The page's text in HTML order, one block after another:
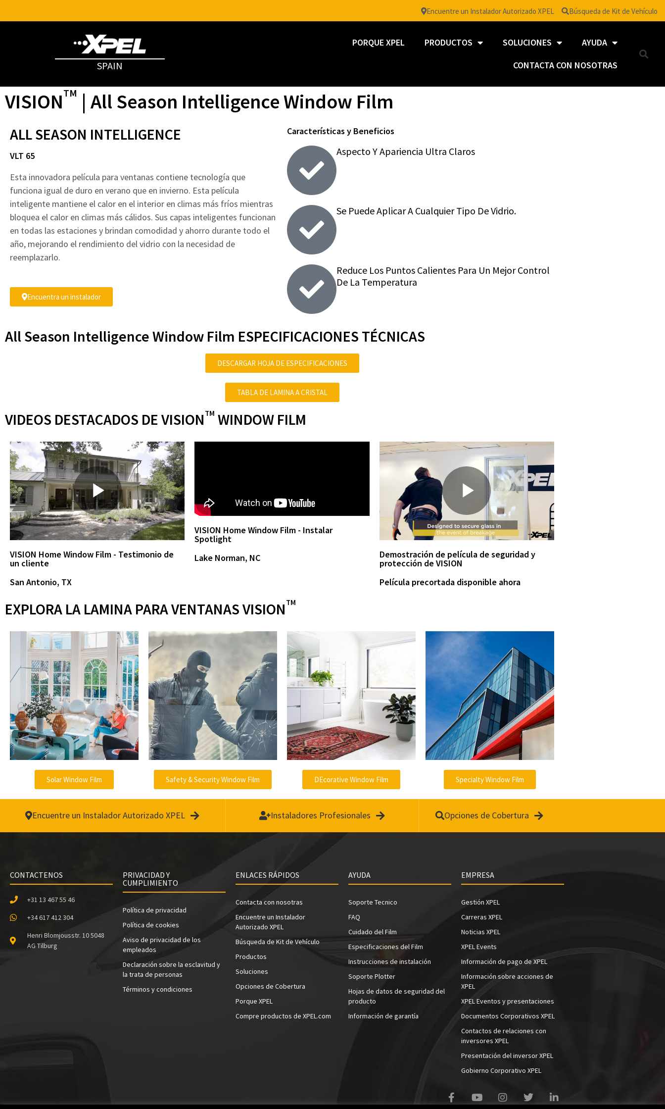
Encuentre un Instalador Autorizado XPEL Búsqueda de Kit de Vehículo
SPAIN
PORQUE XPEL PRODUCTOS SOLUCIONES
AYUDA
CONTACTA CON NOSOTRAS
VISIONTM | All Season Intelligence Window Film
ALL SEASON INTELLIGENCE
VLT 65
Esta innovadora película para ventanas contiene tecnología que
funciona igual de duro en verano que en invierno. Esta película
inteligente mantiene el calor en el interior en climas más fríos mientras
bloquea el calor en climas más cálidos. Sus capas inteligentes funcionan
en todas las estaciones y brindan comodidad y ahorro durante todo el
año, mejorando el rendimiento del vidrio con la necesidad de
reemplazarlo.
Encuentra un instalador
Características y Beneficios
Aspecto Y Apariencia Ultra Claros
Se Puede Aplicar A Cualquier Tipo De Vidrio.
Reduce Los Puntos Calientes Para Un Mejor Control
De La Temperatura
All Season Intelligence Window Film ESPECIFICACIONES TÉCNICAS
DESCARGAR HOJA DE ESPECIFICACIONES
TABLA DE LAMINA A CRISTAL
VIDEOS DESTACADOS DE VISION TM WINDOW FILM
P
l
a
y
V
i
d
VISION Home Window Film - Testimonio de
un cliente
San Antonio, TX
VISION Home Window Film - Instalar
Spotlight
Lake Norman, NC
P
l
V
i
d
o
Demostración de película de seguridad y
protección de VISION
Película precortada disponible ahora
EXPLORA LA LAMINA PARA VENTANAS VISION TM
Solar Window Film Safety & Security Window Film DEcorative Window Film Specialty Window Film
Encuentre un Instalador Autorizado XPEL Instaladores Profesionales Opciones de Cobertura
CONTACTENOS
+31 13 467 55 46
+34 617 412 304
Henri Blomjousstr. 10 5048
AG Tilburg
PRIVACIDAD Y
CUMPLIMIENTO
Política de privacidad
Política de cookies
Aviso de privacidad de los
empleados
Declaración sobre la esclavitud y
la trata de personas
Términos y condiciones
ENLACES RÁPIDOS
Contacta con nosotras
Encuentre un Instalador
Autorizado XPEL
Búsqueda de Kit de Vehículo
Productos
Soluciones
Opciones de Cobertura
Porque XPEL
Compre productos de XPEL.com
AYUDA
Soporte Tecnico
FAQ
Cuidado del Film
Especificaciones del Film
Instrucciones de instalación
Soporte Plotter
Hojas de datos de seguridad del
producto
Información de garantía
EMPRESA
Gestión XPEL
Carreras XPEL
Noticias XPEL
XPEL Events
Información de pago de XPEL
Información sobre acciones de
XPEL
XPEL Eventos y presentaciones
Documentos Corporativos XPEL
Contactos de relaciones con
inversores XPEL
Presentación del inversor XPEL
Gobierno Corporativo XPEL